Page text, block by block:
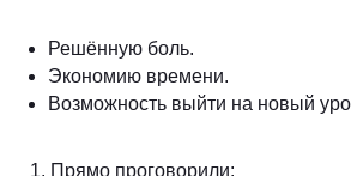
Решённую боль.
Экономию времени.
Возможность выйти на новый
Прямо проговорили: